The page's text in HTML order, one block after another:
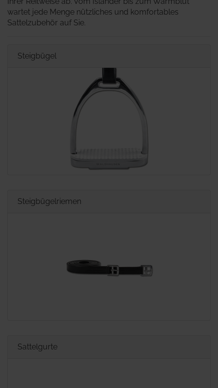
wartet jede Menge nützliches und komfortables
Sattelzubehör auf Sie.
Steigbügel
Steigbügelriemen
Sattelgurte